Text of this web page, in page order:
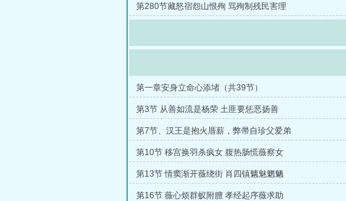
第280节藏怒宿怨山恨殉 骂殉制残民害理
第一章安身立命心添堵（共39节）
第3节 从善如流是杨荣 土匪要惩恶扬善
第7节、汉王是抱火厝薪，弊帚自珍父爱弟
第10节 移宫换羽杀疯女 腹热肠慌薇察女
第13节 情窦渐开薇绕街 肖四镇魑魅魍魉
第16节 薇心烦群蚁附膻 孝经起序薇求助